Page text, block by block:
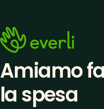
Amiamo
la spesa